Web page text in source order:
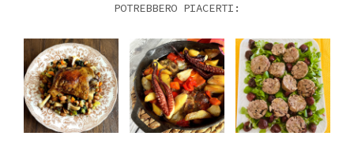
POTREBBERO PIACERTI: